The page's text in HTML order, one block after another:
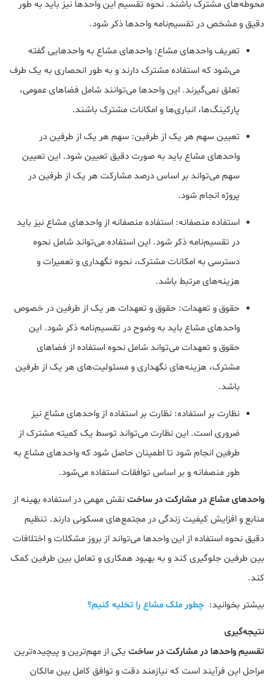
محوطه‌های مشترک باشند. نحوه تقسیم این واحدها نیز باید به طور
دقیق و مشخص در تقسیم‌نامه واحدها ذکر شود.
تعریف واحدهای مشاع: واحدهای مشاع به واحدهایی گفته
می‌شود که استفاده مشترک دارند و به طور انحصاری به یک طرف
تعلق نمی‌گیرند. این واحدها می‌توانند شامل فضاهای عمومی،
پارکینگ‌ها، انباری‌ها و امکانات مشترک باشند.
تعیین سهم هر یک از طرفین: سهم هر یک از طرفین در
واحدهای مشاع باید به صورت دقیق تعیین شود. این تعیین
سهم می‌تواند بر اساس درصد مشارکت هر یک از طرفین در
پروژه انجام شود.
استفاده منصفانه: استفاده منصفانه از واحدهای مشاع نیز باید
در تقسیم‌نامه ذکر شود. این استفاده می‌تواند شامل نحوه
دسترسی به امکانات مشترک، نحوه نگهداری و تعمیرات و
هزینه‌های مرتبط باشد.
حقوق و تعهدات: حقوق و تعهدات هر یک از طرفین در خصوص
واحدهای مشاع باید به وضوح در تقسیم‌نامه ذکر شود. این
حقوق و تعهدات می‌تواند شامل نحوه استفاده از فضاهای
مشترک، هزینه‌های نگهداری و مسئولیت‌های هر یک از طرفین
باشد.
نظارت بر استفاده: نظارت بر استفاده از واحدهای مشاع نیز
ضروری است. این نظارت می‌تواند توسط یک کمیته مشترک از
طرفین انجام شود تا اطمینان حاصل شود که واحدهای مشاع به
طور منصفانه و بر اساس توافقات استفاده می‌شود.
واحدهای مشاع در مشارکت در ساختنقش مهمی در استفاده بهینه از
منابع و افزایش کیفیت زندگی در مجتمع‌های مسکونی دارند. تنظیم
دقیق نحوه استفاده از این واحدها می‌تواند از بروز مشکلات و اختلافات
بین طرفین جلوگیری کند و به بهبود همکاری و تعامل بین طرفین کمک
کند.
بیشتر بخوانید: چطور ملک مشاع را تخلیه کنیم؟
نتیجه‌گیری
تقسیم واحدها در مشارکت در ساخت یکی از مهم‌ترین و پیچیده‌ترین
مراحل این فرآیند است که نیازمند دقت و توافق کامل بین مالکان